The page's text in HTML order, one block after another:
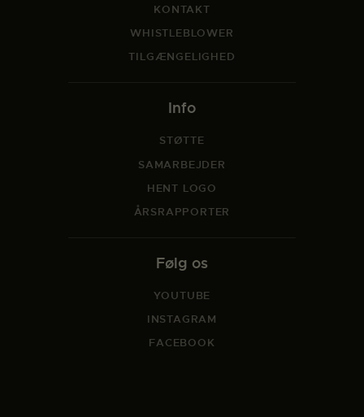
KONTAKT
WHISTLEBLOWER
TILGÆNGELIGHED
Info
STØTTE
SAMARBEJDER
HENT LOGO
ÅRSRAPPORTER
Følg os
YOUTUBE
INSTAGRAM
FACEBOOK